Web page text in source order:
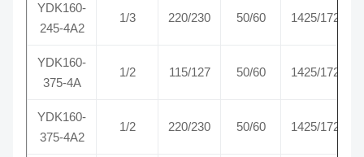
YDK160-
245-4A2
1/3 220/230 50/60 1425/1725
YDK160-
375-4A
1/2 115/127 50/60 1425/1725
YDK160-
375-4A2
1/2 220/230 50/60 1425/1725